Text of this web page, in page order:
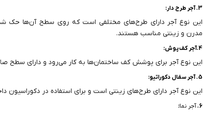
3. آجر طرح دار:
این نوع آجر دارای طرح‌های مختلفی است که روی سطح آن‌ها حک
مدرن و زینتی مناسب هستند.
4.آجر کف‌پوش:
این نوع آجر برای پوشش کف ساختمان‌ها به کار می‌رود و دارای سطح
5. آجر سفال دکوراتیو:
این نوع آجر دارای طرح‌های زینتی است و برای استفاده در دکوراسیون
6. آجر نما: